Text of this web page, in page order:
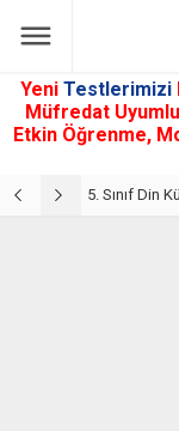
Yeni Testlerimizi
Müfredat
Etkin Öğrenme,
5. Sınıf